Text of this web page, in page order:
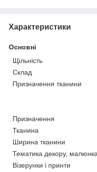
Характеристики
Основні
Щільність
Склад
Призначення тканини
Призначення
Тканина
Ширина тканини
Тематика декору, малюнка
Візерунки і принти